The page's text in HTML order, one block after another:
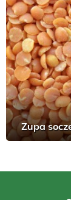
Zupa